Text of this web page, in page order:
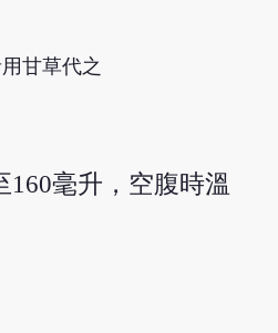
甘草代之
160毫升，空腹時溫